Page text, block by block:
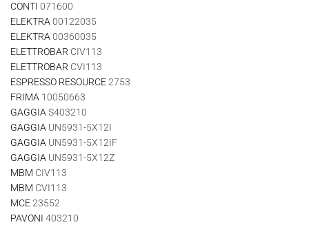
CONTI 071600
ELEKTRA 00122035
ELEKTRA 00360035
ELETTROBAR CIV113
ELETTROBAR CVI113
ESPRESSO RESOURCE2753
FRIMA 10050663
GAGGIA S403210
GAGGIA UN5931-5X12I
GAGGIA UN5931-5X12IF
GAGGIA UN5931-5X12Z
MBM CIV113
MBM CVI113
MCE23552
PAVONI 403210